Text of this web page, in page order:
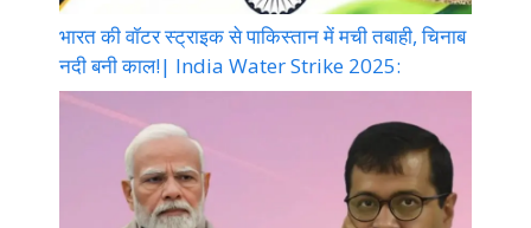
भारत की वॉटर स्ट्राइक से पाकिस्तान में मची तबाही, चिनाब
नदी बनी काल!| India Water Strike 2025: